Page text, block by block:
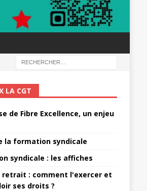
LA CGT
de Fibre Excellence, un enjeu
la formation syndicale
syndicale : les affiches
retrait : comment l'exercer et
ses droits ?